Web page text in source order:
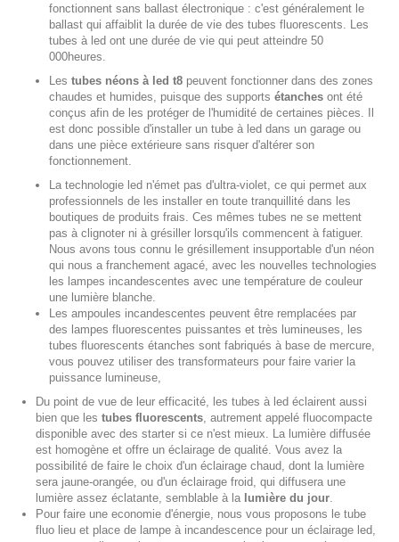
fonctionnent sans ballast électronique : c'est généralement le
ballast qui affaiblit la durée de vie des tubes fluorescents . Les
tubes à led ont une durée de vie qui peut atteindre 50
000heures.
Les tubes néons à led t8 peuvent fonctionner dans des zones
chaudes et humides, puisque des supports étanches ont été
conçus afin de les protéger de l'humidité de certaines pièces. Il
est donc possible d'installer un tube à led dans un garage ou
dans une pièce extérieure sans risquer d'altérer son
fonctionnement.
La technologie led n'émet pas d'ultra-violet, ce qui permet aux
professionnels de les installer en toute tranquillité dans les
boutiques de produits frais . Ces mêmes tubes ne se mettent
pas à clignoter ni à grésiller lorsqu'ils commencent à fatiguer.
Nous avons tous connu le grésillement insupportable d'un néon
qui nous a franchement agacé, avec les nouvelles technologies
les lampes incandescentes avec une température de couleur
une lumière blanche
Les ampoules incandescentes peuvent être remplacées par
des lampes fluorescentes puissantes et très lumineuses,
les
tubes fluorescents étanches sont fabriqués à base de mercure,
vous pouvez utiliser des transformateurs pour faire varier la
puissance lumineuse
Du point de vue de leur efficacité,
les tubes à led éclairent aussi
bien que les tubes fluorescents , autrement appelé fluocompacte
disponible avec des starter si ce n'est mieux. La lumière diffusée
est homogène et offre un éclairage de qualité . Vous avez la
possibilité de faire le choix d'un éclairage chaud, dont la lumière
sera jaune-orangée, ou d'un éclairage froid, qui diffusera une
lumière assez éclatante, semblable à la lumière du jour
Pour faire une economie d'énergie, nous vous proposons le tube
fluo lieu et place de lampe à incandescence pour un éclairage led